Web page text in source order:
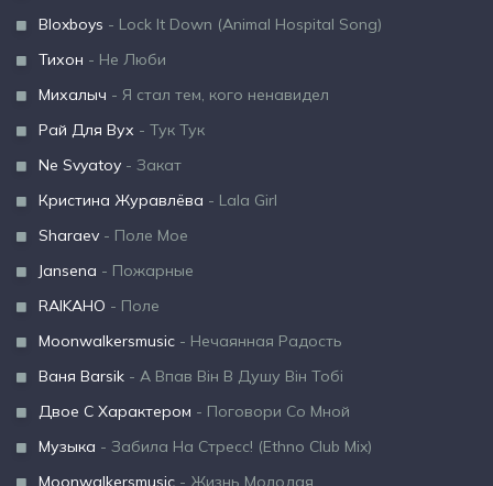
Bloxboys - Lock It Down (Animal Hospital Song)
Тихон - Не Люби
Михалыч - Я стал тем, кого ненавидел
Рай Для Вух - Тук Тук
Ne Svyatoy - Закат
Кристина Журавлёва - Lala Girl
Sharaev - Поле Мое
Jansena - Пожарные
RAIKAHO - Поле
Moonwalkersmusic - Нечаянная Радость
Ваня Barsik - А Впав Він В Душу Він Тобі
Двое С Характером - Поговори Со Мной
Музыка - Забила На Стресс! (Ethno Club Mix)
Moonwalkersmusic - Жизнь Молодая